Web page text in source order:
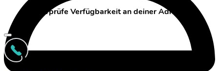
Überprüfe Verfügbarkeit an deiner Adresse